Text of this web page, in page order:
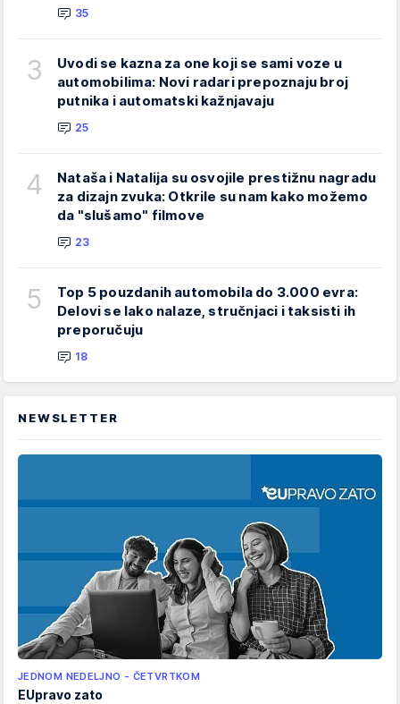
35
3
Uvodi se kazna za one koji se sami voze u
automobilima: Novi radari prepoznaju broj
putnika i automatski kažnjavaju
25
4
Nataša i Natalija su osvojile prestižnu nagradu
za dizajn zvuka: Otkrile su nam kako možemo
da "slušamo" filmove
23
5
Top 5 pouzdanih automobila do 3.000 evra:
Delovi se lako nalaze, stručnjaci i taksisti ih
preporučuju
18
NEWSLETTER
JEDNOM NEDELJNO - ČETVRTKOM
EUpravo zato